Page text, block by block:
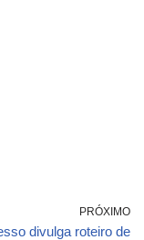
PRÓXIMO
divulga roteiro de